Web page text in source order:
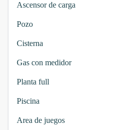
Ascensor de carga
Pozo
Cisterna
Gas con medidor
Planta full
Piscina
Area de juegos